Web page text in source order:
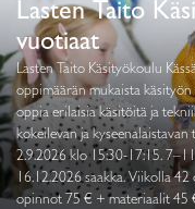
Lasten Taito
vuotiaat
Lasten Taito Käsityökoulu
oppimäärän mukaista
oppia erilaisia käsitöitä ja
kokeilevan ja
2.9.2026 klo 15:30-17:15.
16.12.2026 saakka. Viikolla
opinnot 75 € + materiaalit 45